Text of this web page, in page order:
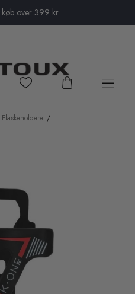
over 399 kr.
Flaskeholdere /